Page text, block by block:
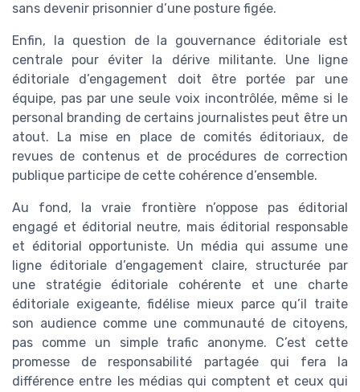
sans devenir prisonnier d’une posture figée.
Enfin, la question de la gouvernance éditoriale est
centrale pour éviter la dérive militante. Une ligne
éditoriale d’engagement doit être portée par une
équipe, pas par une seule voix incontrôlée, même si le
personal branding de certains journalistes peut être un
atout. La mise en place de comités éditoriaux, de
revues de contenus et de procédures de correction
publique participe de cette cohérence d’ensemble.
Au fond, la vraie frontière n’oppose pas éditorial
engagé et éditorial neutre, mais éditorial responsable
et éditorial opportuniste. Un média qui assume une
ligne éditoriale d’engagement claire, structurée par
une stratégie éditoriale cohérente et une charte
éditoriale exigeante, fidélise mieux parce qu’il traite
son audience comme une communauté de citoyens,
pas comme un simple trafic anonyme. C’est cette
promesse de responsabilité partagée qui fera la
différence entre les médias qui comptent et ceux qui